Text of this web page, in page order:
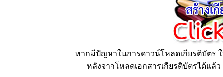
หากมีปัญหาในการดาวน์โหลดเกียรติบัตร
หลังจากโหลดเอกสารเกียรติบัตรได้แล้